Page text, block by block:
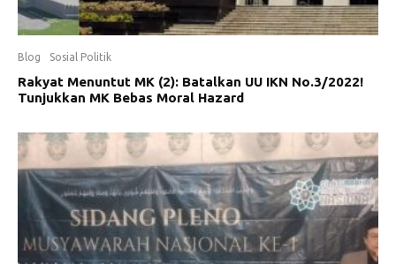
Blog Sosial Politik
Rakyat Menuntut MK (2): Batalkan UU IKN No.3/2022!
Tunjukkan MK Bebas Moral Hazard